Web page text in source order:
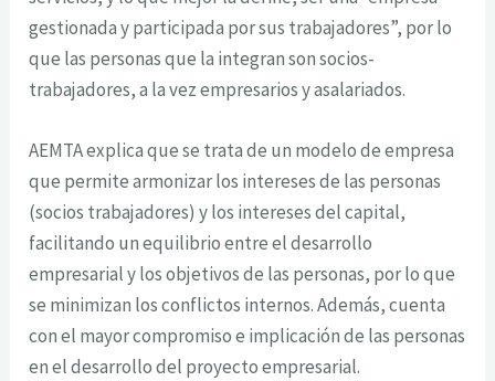
gestionada y participada por sus trabajadores”, por lo
que las personas que la integran son socios-
trabajadores, a la vez empresarios y asalariados.
AEMTA explica que se trata de un modelo de empresa
que permite armonizar los intereses de las personas
(socios trabajadores) y los intereses del capital,
facilitando un equilibrio entre el desarrollo
empresarial y los objetivos de las personas, por lo que
se minimizan los conflictos internos. Además, cuenta
con el mayor compromiso e implicación de las personas
en el desarrollo del proyecto empresarial.